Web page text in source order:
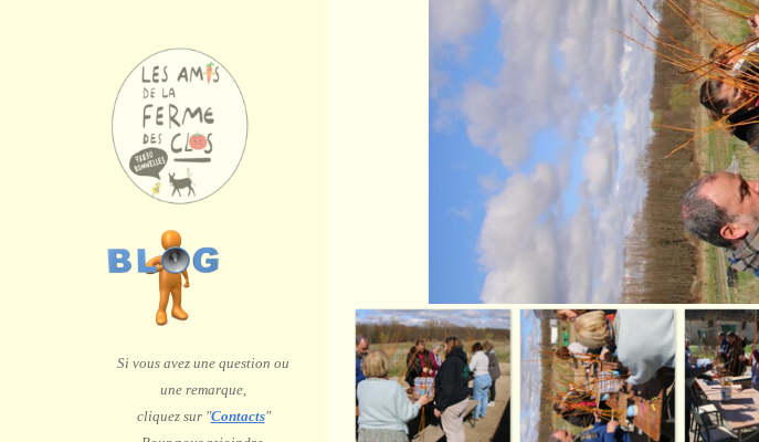
Si vous avez une question ou
une remarque,
cliquez sur "Contacts"